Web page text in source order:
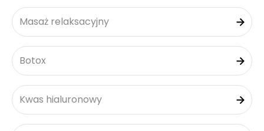
Masaż relaksacyjny
Botox
Kwas hialuronowy